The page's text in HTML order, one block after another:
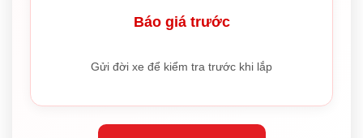
Báo giá trước
Gửi đời xe để kiểm tra trước khi lắp